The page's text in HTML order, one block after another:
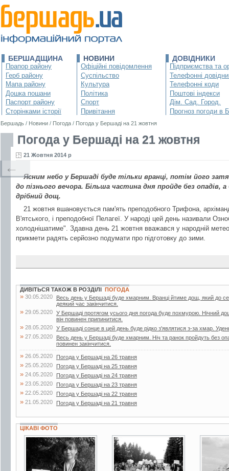
БЕРШАДЩИНА
Прапор району
Герб району
Мапа району
Дошка пошани
Паспорт району
Сторінками історії
НОВИНИ
Офіційні повідомлення
Суспільство
Культура
Політика
Спорт
Привітання
ДОВІДНИКИ
Підприємства та
Телефонні
Телефонні коди
Поштові індекси
Дім. Сад. Город.
Прогноз погоди в
Бершадь / Новини / Погода / Погода у Бершаді на 21 жовтня
Погода у Бершаді на 21 жовтня
21 Жовтня 2014 р
Ясним небо у Бершаді буде тільки вранці, потім його
до пізнього вечора. Більша частина дня пройде без опадів,
дрібний дощ.
21 жовтня вшановується пам'ять преподобного Трифона,
В'ятського, і преподобної Пелагеї. У народі цей день називали
холоднішатиме". Здавна день 21 жовтня вважався у народній
прикмети радять серйозно подумати про підготовку до зими.
←
ДИВІТЬСЯ ТАКОЖ В РОЗДІЛІ ПОГОДА
» 30.05.2020
Весь день у Бершаді буде хмарним. Вранці йтиме дощ, який до
деякий час закінчитися.
» 29.05.2020 У Бершаді протягом усього дня погода буде похмурою. Нічний
він повинен припинитися.
» 28.05.2020 У Бершаді сонце в цей день буде рідко з'являтися з-за хмар.
» 27.05.2020
Весь день у Бершаді буде хмарним. Ніч та ранок пройдуть без
повинен закінчитися.
» 26.05.2020 Погода у Бершаді на 26 травня
» 25.05.2020 Погода у Бершаді на 25 травня
» 24.05.2020 Погода у Бершаді на 24 травня
» 23.05.2020 Погода у Бершаді на 23 травня
» 22.05.2020 Погода у Бершаді на 22 травня
» 21.05.2020 Погода у Бершаді на 21 травня
ЦІКАВІ ФОТО
2 фото 3 фото